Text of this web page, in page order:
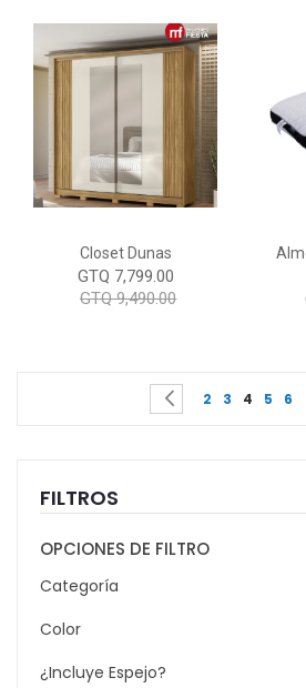
Closet Dunas
GTQ 7,799.00
GTQ 9,490.00
Page Page
Previous
Page
2 Page
3
You're
4 Page
5 6
FILTROS
OPCIONES DE FILTRO
Categoría
Color
¿Incluye Espejo?